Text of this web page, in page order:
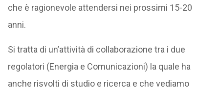
che è ragionevole attendersi nei prossimi 15-20
anni.
Si tratta di un’attività di collaborazione tra i due
regolatori (Energia e Comunicazioni) la quale ha
anche risvolti di studio e ricerca e che vediamo